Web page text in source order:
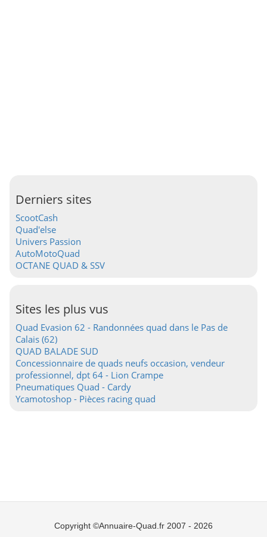
Derniers sites
ScootCash
Quad'else
Univers Passion
AutoMotoQuad
OCTANE QUAD & SSV
Sites les plus vus
Quad Evasion 62 - Randonnées quad dans le Pas de
Calais (62)
QUAD BALADE SUD
Concessionnaire de quads neufs occasion, vendeur
professionnel, dpt 64 - Lion Crampe
Pneumatiques Quad - Cardy
Ycamotoshop - Pièces racing quad
Copyright ©Annuaire-Quad.fr 2007 - 2026